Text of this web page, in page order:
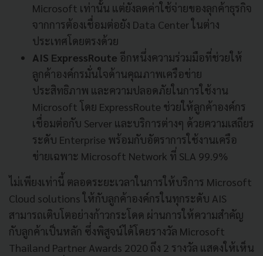
Microsoft เท่านั้น แต่ยังลดค่าใช้จ่ายของลุกค้าธุรกิจ
จากการต้องเชื่อมต่อยัง Data Center ในต่าง
ประเทศโดยตรงด้วย
AIS ExpressRoute อีกหนึ่งความร่วมมือที่ช่วยให้
ลูกค้าองค์กรมั่นใจด้านคุณภาพเครือข่าย
ประสิทธิภาพ และความปลอดภัยในการใช้งาน
Microsoft โดย ExpressRoute ช่วยให้ลูกค้าองค์กร
เชื่อมต่อกับ Server และบริการต่างๆ ด้วยความเสถียร
ระดับ Enterprise พร้อมกับอัตราการใช้งานเครือ
ข่ายเฉพาะ Microsoft Network ที่ SLA 99.9%
ไม่เพียงเท่านี้ ตลอดระยะเวลาในการให้บริการ Microsoft
Cloud solutions ให้กับลูกค้าองค์กรในทุกระดับ AIS
สามารถเติบโตอย่างก้าวกระโดด ผ่านการให้ความสำคัญ
กับลูกค้าเป็นหลัก ซึ่งพิสูจน์ได้โดยรางวัล Microsoft
Thailand Partner Awards 2020 ถึง 2 รางวัล แสดงให้เห็น